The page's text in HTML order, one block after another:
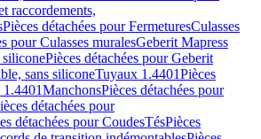
raccordements,
Pièces détachées pour FermeturesCulasses
pour Culasses muralesGeberit Mapress
Pièces détachées pour Geberit
sans siliconeTuyaux 1.4401Pièces
ManchonsPièces détachées pour
détachées pour
détachées pour CoudesTésPièces